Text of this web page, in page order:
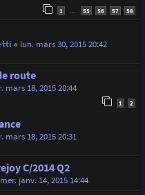
1 55 56 57 58
« lun. mars 30, 2015 20:42
route
mars 18, 2015 20:44
1 2
mars 18, 2015 20:31
C/2014 Q2
mer. janv. 14, 2015 14:44